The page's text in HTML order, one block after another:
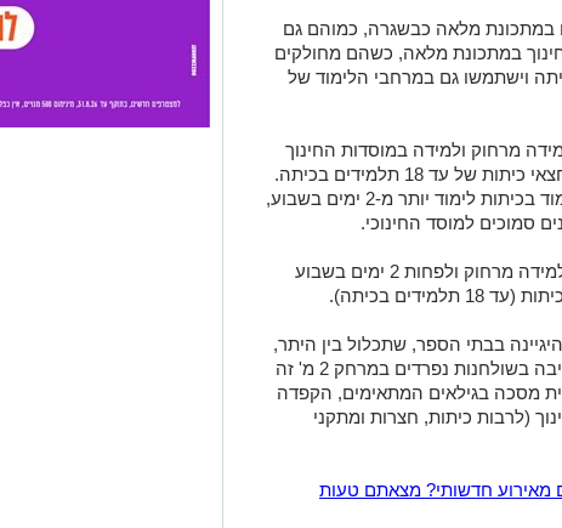
במתכונת מלאה כבשגרה, כמוהם גם
במתכונת מלאה, כשהם מחולקים
עד 18 תלמידים בכיתה וישתמשו גם במרחבי הלימוד של
מרחוק ולמידה במוסדות החינוך
(לפחות יומיים בשבוע) כשהם מחולקים לחצאי כיתות של עד 18 תלמידים בכיתה.
יעשה מאמץ מרבי לאפשר לכיתות אלו ללמוד בכיתות לימוד יותר מ-2 ימים בשבוע,
סמוכים למוסד החינוכי.
כיתות ז'-י"ב ילמדו במתווה משולב הכולל למידה מרחוק ולפחות 2 ימים בשבוע
בכיתה).
בבתי הספר, שתכלול בין היתר,
מיגון אישי משופר עבור עובדי ההוראה, ישיבה בשולחנות נפרדים במרחק 2 מ' זה
עד 18 תלמידים, עטית מסכה בגילאים המתאימים, הקפדה
(לרבות כיתות, חצרות ומתקני
מאירוע חדשותי? מצאתם טעות